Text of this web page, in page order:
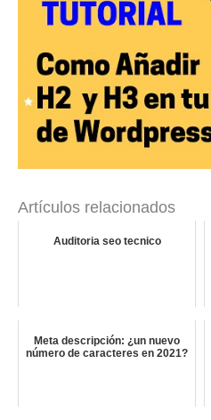
Artículos relacionados
Auditoria seo tecnico
Meta descripción: ¿un nuevo
número de caracteres en 2021?